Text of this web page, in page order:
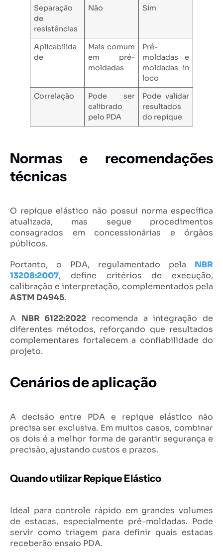
Separação
de
resistências
Não Sim
Aplicabilida
de
Mais comum
em pré-
moldadas
Pré-
moldadas e
moldadas in
loco
Correlação
Pode ser
calibrado
pelo PDA
Pode validar
resultados
do repique
Normas e recomendações
técnicas
O repique elástico não possui norma específica
atualizada, mas segue procedimentos
consagrados em concessionárias e órgãos
públicos.
Portanto, o PDA, regulamentado pela NBR
13208:2007, define critérios de execução,
calibração e interpretação, complementados pela
ASTM D4945.
A NBR 6122:2022 recomenda a integração de
diferentes métodos, reforçando que resultados
complementares fortalecem a confiabilidade do
projeto.
Cenários de aplicação
A decisão entre PDA e repique elástico não
precisa ser exclusiva. Em muitos casos, combinar
os dois é a melhor forma de garantir segurança e
precisão, ajustando custos e prazos.
Quando utilizar Repique Elástico
Ideal para controle rápido em grandes volumes
de estacas, especialmente pré-moldadas. Pode
servir como triagem para definir quais estacas
receberão ensaio PDA.